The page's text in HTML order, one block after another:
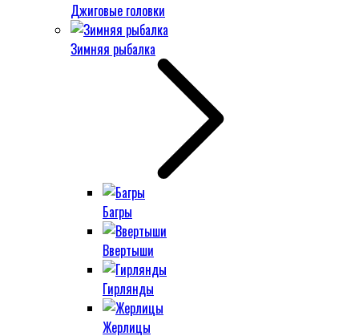
Джиговые головки
Зимняя рыбалка
Багры
Ввертыши
Гирлянды
Жерлицы